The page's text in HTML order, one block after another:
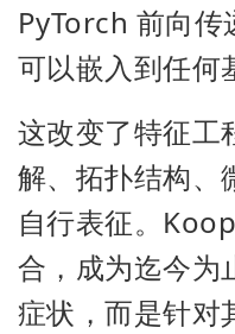
PyTorch 前向
可以嵌入到任何
这改变了特征工
解、拓扑结构、
自行表征。
合，成为迄今为
症状，而是针对